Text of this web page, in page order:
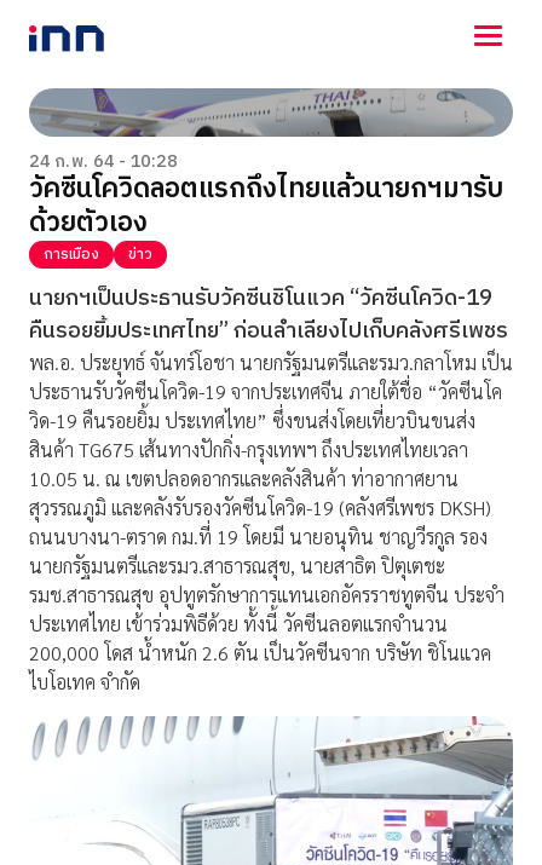
NEWS
ENTERTAINMENT
LIFESTYLE
HOROSCOPE
LOTTERY
VIDEO
ร่วมด้วยช่วยกัน
24 ก.พ. 64 - 10:28
วัคซีนโควิดลอตแรกถึงไทยแล้วนายกฯมารับ
ด้วยตัวเอง
การเมือง ข่าว
นายกฯเป็นประธานรับวัคซีนชิโนแวค “วัคซีนโควิด-19
คืนรอยยิ้มประเทศไทย” ก่อนลำเลียงไปเก็บคลังศรีเพชร
พล.อ. ประยุทธ์ จันทร์โอชา นายกรัฐมนตรีและรมว.กลาโหม เป็น
ประธานรับวัคซีนโควิด-19 จากประเทศจีน ภายใต้ชื่อ “วัคซีนโค
วิด-19 คืนรอยยิ้ม ประเทศไทย” ซึ่งขนส่งโดยเที่ยวบินขนส่ง
สินค้า TG675 เส้นทางปักกิ่ง-กรุงเทพฯ ถึงประเทศไทยเวลา
10.05 น. ณ เขตปลอดอากรและคลังสินค้า ท่าอากาศยาน
สุวรรณภูมิ และคลังรับรองวัคซีนโควิด-19 (คลังศรีเพชร DKSH)
ถนนบางนา-ตราด กม.ที่ 19 โดยมี นายอนุทิน ชาญวีรกูล รอง
นายกรัฐมนตรีและรมว.สาธารณสุข, นายสาธิต ปิตุเตชะ
รมช.สาธารณสุข อุปทูตรักษาการแทนเอกอัครราชทูตจีน ประจำ
ประเทศไทย เข้าร่วมพิธีด้วย ทั้งนี้ วัคซีนลอตแรกจำนวน
200,000 โดส น้ำหนัก 2.6 ตัน เป็นวัคซีนจาก บริษัท ชิโนแวค
ไบโอเทค จำกัด